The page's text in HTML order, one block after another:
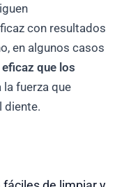
con resultados
en algunos casos
que los
la fuerza que
diente.